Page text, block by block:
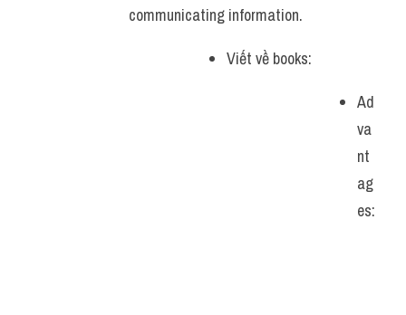
communicating information.
Viết về books:
Ad
va
nt
ag
es: